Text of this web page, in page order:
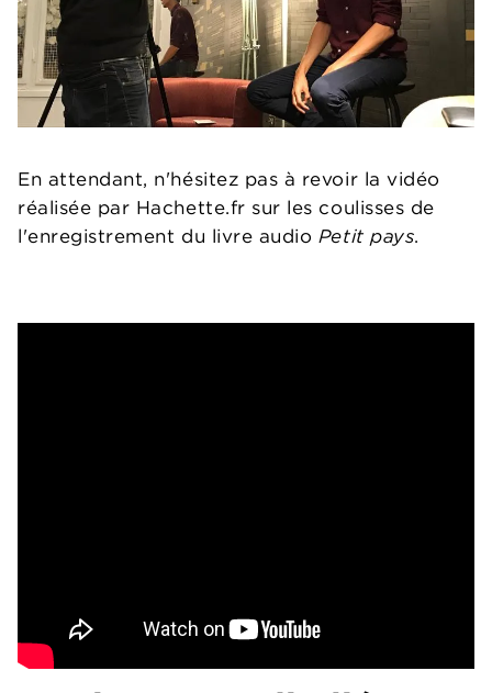
En attendant, n'hésitez pas à revoir la vidéo
réalisée par Hachette.fr sur les coulisses de
l'enregistrement du livre audio Petit pays.